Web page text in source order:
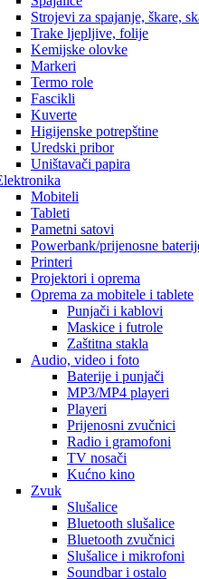
Strojevi za spajanje, škare,
Trake ljepljive, folije
Kemijske olovke
Markeri
Termo role
Fascikli
Kuverte
Higijenske potrepštine
Uredski pribor
Uništavači papira
Mobiteli
Tableti
Pametni satovi
Powerbank/prijenosne
Printeri
Projektori i oprema
Oprema za mobitele i tablete
Punjači i kablovi
Maskice i futrole
Zaštitna stakla
Audio, video i foto
Baterije i punjači
MP3/MP4 playeri
Playeri
Prijenosni zvučnici
Radio i gramofoni
TV nosači
Kućno kino
Zvuk
Slušalice
Bluetooth slušalice
Bluetooth zvučnici
Slušalice i mikrofoni
Soundbar i ostalo